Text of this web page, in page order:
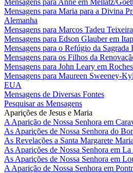
Mensagens para Maria para a Divina
Alemanha
Mensagens para Marcos Tadeu
Mensagens para Edson Glauber em
Mensagens para o Refúgio da
Mensagens para os Filhos da
Mensagens para John Leary em
Mensagens para Maureen Sweeney-
EUA
Mensagens de Diversas Fontes
Pesquisar as Mensagens
Aparições de Jesus e Maria
A Aparição de Nossa Senhora em
As Aparições de Nossa Senhora do
As Revelações a Santa Margarete
As Aparições de Nossa Senhora em La
As Aparições de Nossa Senhora em
A Aparição de Nossa Senhora em